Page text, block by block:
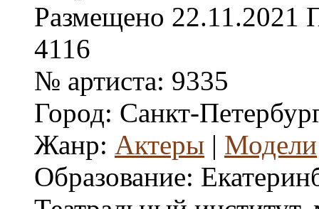
Размещено 22.11.2021
4116
№ артиста: 9335
Город: Санкт-
Жанр: Актеры | Модели
Образование: